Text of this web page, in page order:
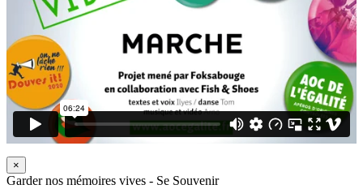
×
Garder nos mémoires vives - Se Souvenir